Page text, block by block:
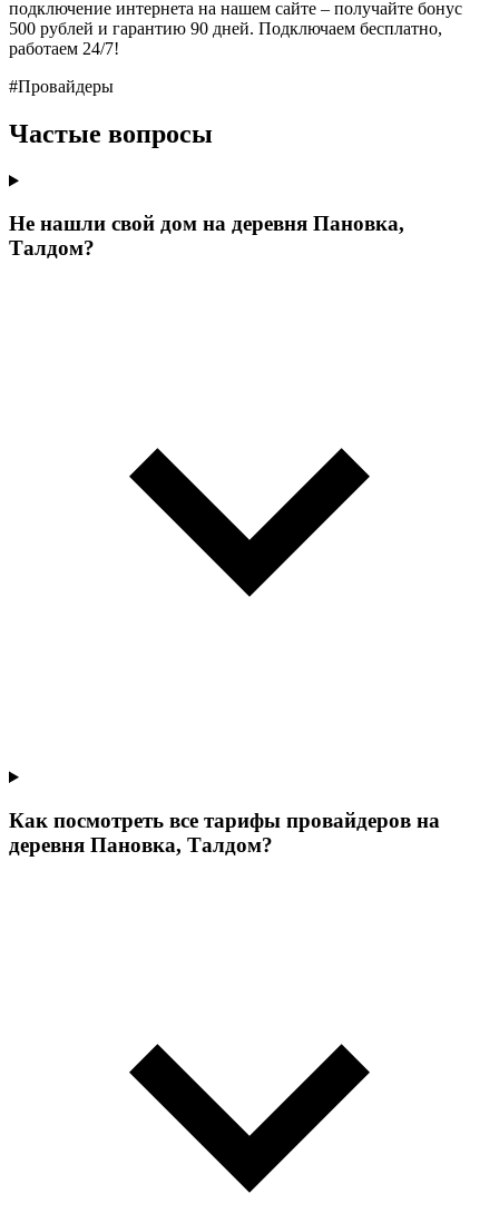
подключение интернета на нашем сайте – получайте бонус
500 рублей и гарантию 90 дней. Подключаем бесплатно,
работаем 24/7!
#Провайдеры
Частые вопросы
Не нашли свой дом на деревня Пановка,
Талдом?
Как посмотреть все тарифы провайдеров на
деревня Пановка, Талдом?